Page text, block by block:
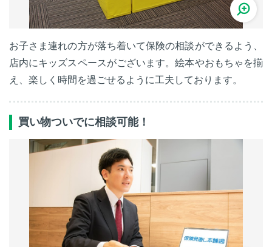
お子さま連れの方が落ち着いて保険の相談ができるよう、
店内にキッズスペースがございます。絵本やおもちゃを揃
え、楽しく時間を過ごせるように工夫しております。
買い物ついでに相談可能！